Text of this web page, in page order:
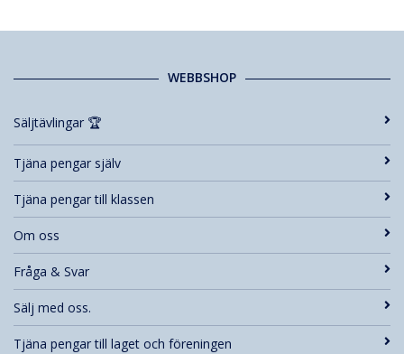
WEBBSHOP
Säljtävlingar 🏆
Tjäna pengar själv
Tjäna pengar till klassen
Om oss
Fråga & Svar
Sälj med oss.
Tjäna pengar till laget och föreningen